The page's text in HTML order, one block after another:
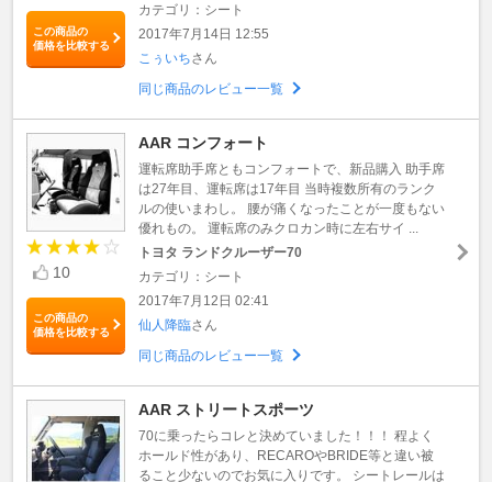
この商品の
価格を比較する
カテゴリ：シート
2017年7月14日 12:55
こぅいちさん
同じ商品のレビュー一覧
10
この商品の
価格を比較する
AAR コンフォート
運転席助手席ともコンフォートで、新品購入 助手席
は27年目、運転席は17年目 当時複数所有のランク
ルの使いまわし。 腰が痛くなったことが一度もない
優れもの。 運転席のみクロカン時に左右サイ ...
トヨタ ランドクルーザー70
カテゴリ：シート
2017年7月12日 02:41
仙人降臨さん
同じ商品のレビュー一覧
AAR ストリートスポーツ
70に乗ったらコレと決めていました！！！ 程よく
ホールド性があり、RECAROやBRIDE等と違い被
ること少ないのでお気に入りです。 シートレールは